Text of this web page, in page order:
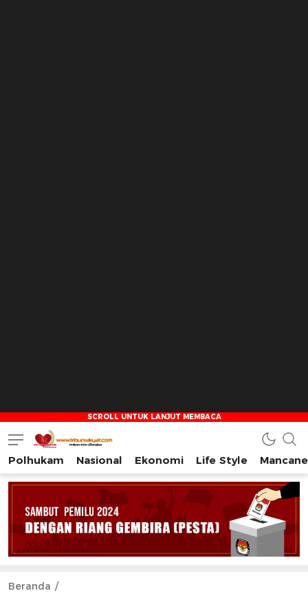
Tribun Rakyat
Tulus – Terdepan – Diharapkan
Polhukam Nasional Ekonomi Life Style
Beranda